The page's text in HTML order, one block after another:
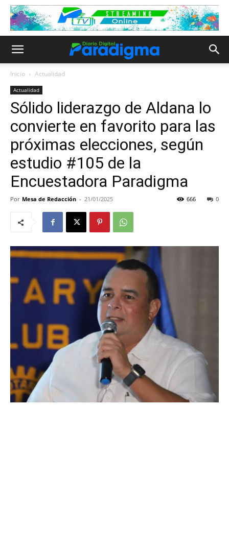
Inicio Actualidad
Actualidad
Sólido liderazgo de Aldana lo
convierte en favorito para las
próximas elecciones, según
estudio #105 de la
Encuestadora Paradigma
Por Mesa de Redacción - 21/01/2025 0
666